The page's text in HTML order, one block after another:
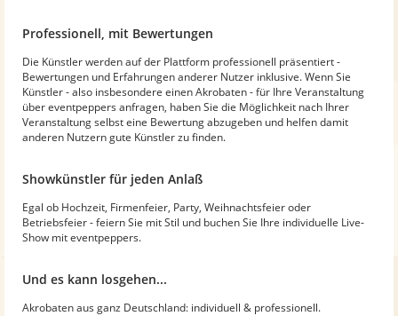
Professionell, mit Bewertungen
Die Künstler werden auf der Plattform professionell präsentiert -
Bewertungen und Erfahrungen anderer Nutzer inklusive. Wenn Sie
Künstler - also insbesondere einen Akrobaten - für Ihre Veranstaltung
über eventpeppers anfragen, haben Sie die Möglichkeit nach Ihrer
Veranstaltung selbst eine Bewertung abzugeben und helfen damit
anderen Nutzern gute Künstler zu finden.
Showkünstler für jeden Anlaß
Egal ob Hochzeit, Firmenfeier, Party, Weihnachtsfeier oder
Betriebsfeier - feiern Sie mit Stil und buchen Sie Ihre individuelle Live-
Show mit eventpeppers.
Und es kann losgehen...
Akrobaten aus ganz Deutschland: individuell & professionell.